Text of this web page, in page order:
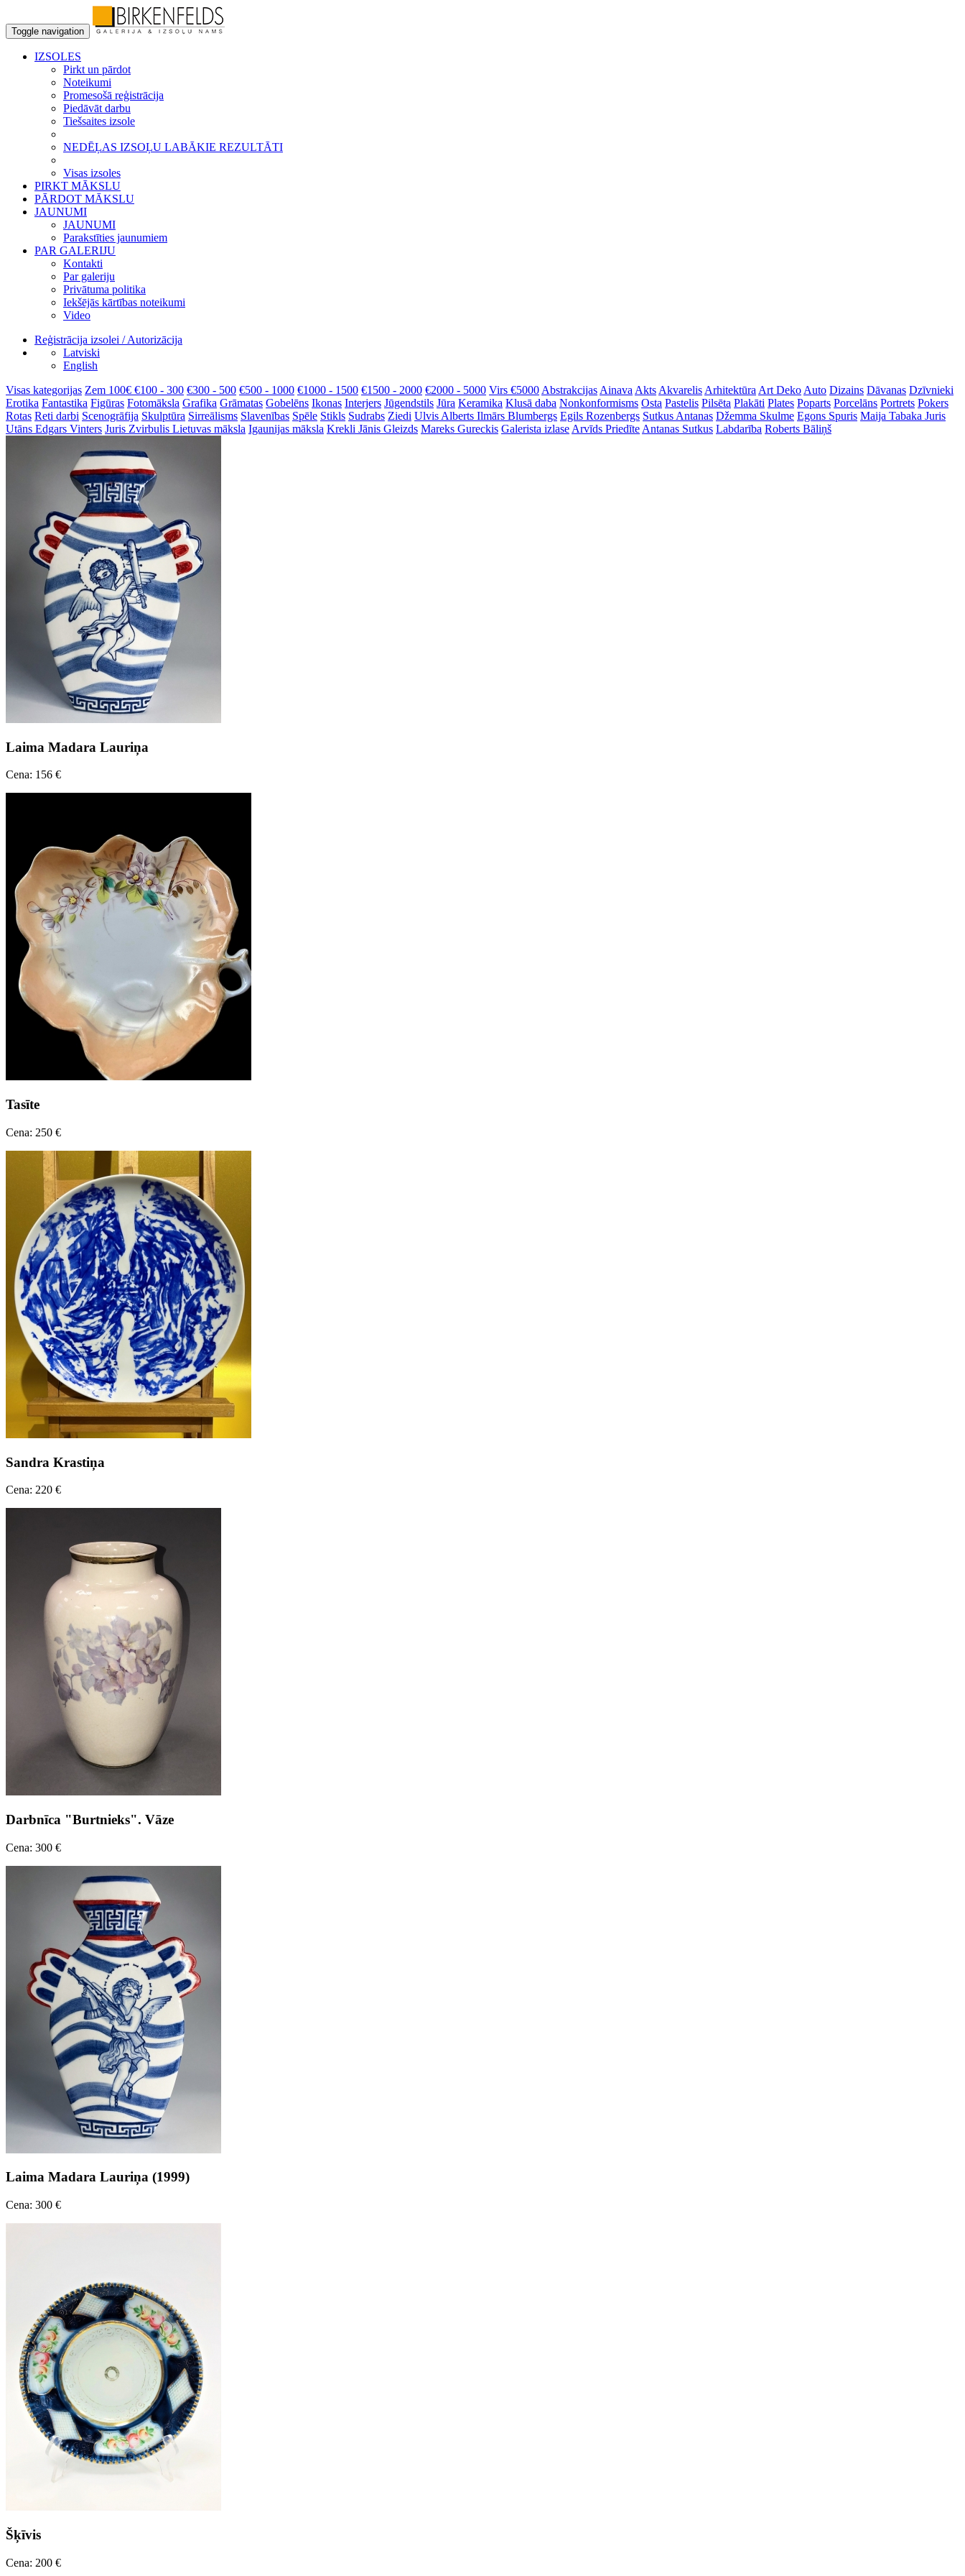
Toggle navigation
IZSOLES
Pirkt un pārdot
Noteikumi
Promesošā reģistrācija
Piedāvāt darbu
Tiešsaites izsole
NEDĒĻAS IZSOĻU LABĀKIE REZULTĀTI
Visas izsoles
PIRKT MĀKSLU
PĀRDOT MĀKSLU
JAUNUMI
JAUNUMI
Parakstīties jaunumiem
PAR GALERIJU
Kontakti
Par galeriju
Privātuma politika
Iekšējās kārtības noteikumi
Video
Reģistrācija izsolei / Autorizācija
Latviski
English
Visas kategorijas Zem 100€ €100 - 300 €300 - 500 €500 - 1000 €1000 - 1500 €1500 - 2000 €2000 - 5000 Virs €5000 Abstrakcijas Ainava Akts Akvarelis Arhitektūra Art Deko Auto Dizains Dāvanas Dzīvnieki
Erotika Fantastika Figūras Fotomāksla Grafika Grāmatas Gobelēns Ikonas Interjers Jūgendstils Jūra Keramika Klusā daba Nonkonformisms Osta Pastelis Pilsēta Plakāti Plates Poparts Porcelāns Portrets Pokers
Rotas Reti darbi Scenogrāfija Skulptūra Sirreālisms Slavenības Spēle Stikls Sudrabs Ziedi Ulvis Alberts Ilmārs Blumbergs Egils Rozenbergs Sutkus Antanas Džemma Skulme Egons Spuris Maija Tabaka Juris
Utāns Edgars Vinters Juris Zvirbulis Lietuvas māksla Igaunijas māksla Krekli Jānis Gleizds Mareks Gureckis Galerista izlase Arvīds Priedīte Antanas Sutkus Labdarība Roberts Bāliņš
Laima Madara Lauriņa
Cena: 156 €
Tasīte
Cena: 250 €
Sandra Krastiņa
Cena: 220 €
Darbnīca "Burtnieks". Vāze
Cena: 300 €
Laima Madara Lauriņa (1999)
Cena: 300 €
Šķīvis
Cena: 200 €